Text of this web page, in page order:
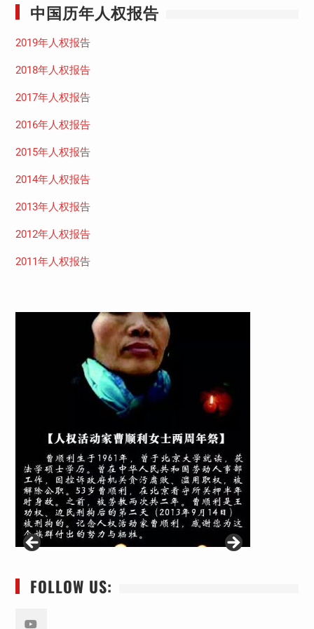
中国历年人权报告
2019年人权报告
2018年人权报告
2017年人权报告
2016年人权报告
2015年人权报告
2014年人权报告
2013年人权报告
2012年人权报告
2011年人权报告
FOLLOW US: